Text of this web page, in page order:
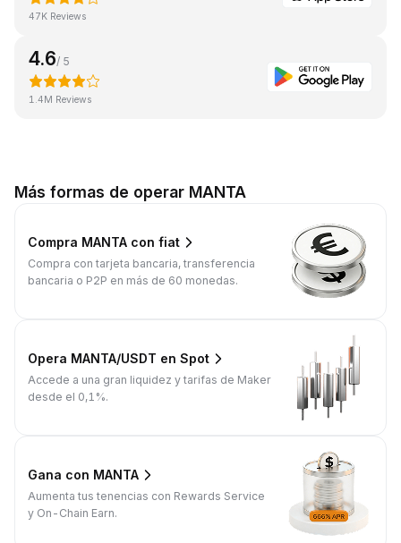
47K Reviews
4.6/ 5
1.4M Reviews
Más formas de operar MANTA
Compra MANTA con fiat
Compra con tarjeta bancaria, transferencia
bancaria o P2P en más de 60 monedas.
Opera MANTA/USDT en Spot
Accede a una gran liquidez y tarifas de Maker
desde el 0,1%.
Gana con MANTA
Aumenta tus tenencias con Rewards Service
y On-Chain Earn.